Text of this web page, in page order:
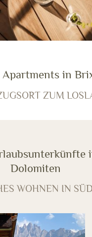
Apartments in
ZUM
Dolomiten
WOHNEN IN